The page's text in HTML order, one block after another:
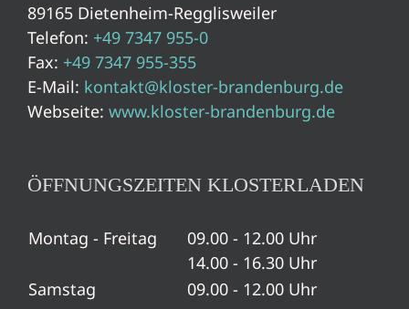
89165 Dietenheim-Regglisweiler
Telefon: +49 7347 955-0
Fax: +49 7347 955-355
E-Mail: kontakt@kloster-brandenburg.de
Webseite: www.kloster-brandenburg.de
ÖFFNUNGSZEITEN KLOSTERLADEN
Montag - Freitag
09.00 - 12.00 Uhr
14.00 - 16.30 Uhr
Samstag
09.00 - 12.00 Uhr